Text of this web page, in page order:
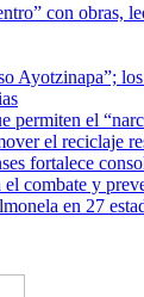
con obras,
Ayotzinapa”;
permiten el
el reciclaje
fortalece
combate y
en 27